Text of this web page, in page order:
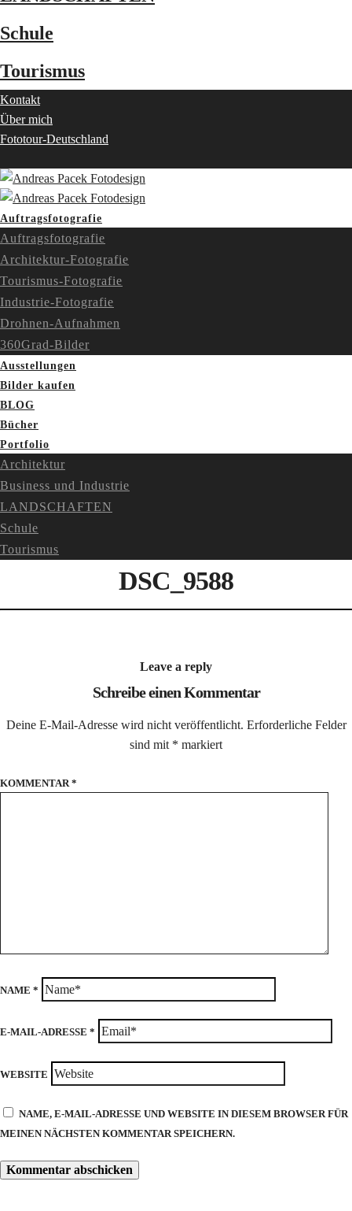
Schule
Tourismus
Kontakt
Über mich
Fototour-Deutschland
Auftragsfotografie
Auftragsfotografie
Architektur-Fotografie
Tourismus-Fotografie
Industrie-Fotografie
Drohnen-Aufnahmen
360Grad-Bilder
Ausstellungen
Bilder kaufen
BLOG
Bücher
Portfolio
Architektur
Business und Industrie
LANDSCHAFTEN
Schule
Tourismus
DSC_9588
Leave a reply
Schreibe einen Kommentar
Deine E-Mail-Adresse wird nicht veröffentlicht. Erforderliche Felder
sind mit * markiert
KOMMENTAR *
NAME *
E-MAIL-ADRESSE *
WEBSITE
NAME, E-MAIL-ADRESSE UND WEBSITE IN DIESEM BROWSER FÜR
MEINEN NÄCHSTEN KOMMENTAR SPEICHERN.